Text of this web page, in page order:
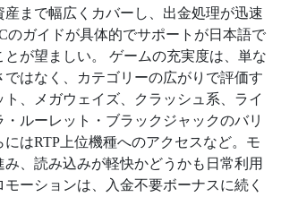
産まで幅広くカバーし、出金処理が迅速
のガイドが具体的でサポートが日本語で
が望ましい。 ゲームの充実度は、単な
ではなく、カテゴリーの広がりで評価す
ト、メガウェイズ、クラッシュ系、ライ
ルーレット・ブラックジャックのバリ
はRTP上位機種へのアクセスなど。モ
、読み込みが軽快かどうかも日常利用
ーションは、入金不要ボーナスに続く